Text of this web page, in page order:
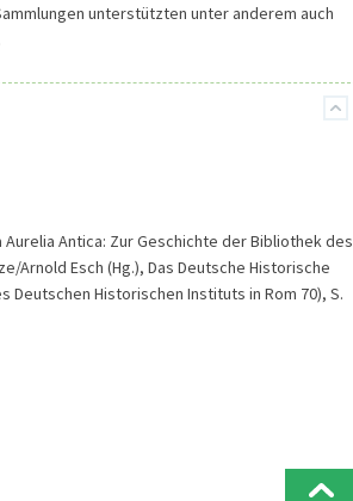
unterstützten unter anderem auch
Aurelia Antica: Zur Geschichte der Bibliothek des
Arnold Esch (Hg.), Das Deutsche Historische
Deutschen Historischen Instituts in Rom 70), S.